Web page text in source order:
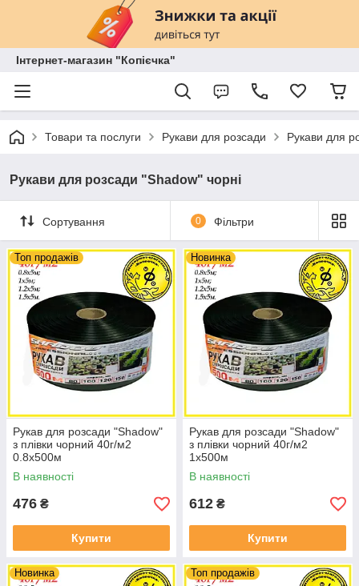
Інтернет-магазин "Копієчка"
Товари та послуги Рукави для розсади Рукави для
Рукави для розсади "Shadow" чорні
Сортування 0 Фільтри
Топ продажів
Рукав для розсади "Shadow"
з плівки чорний 40г/м2
0.8х500м
В наявності
476 ₴
Купити
Новинка
Рукав для розсади "Shadow"
з плівки чорний 40г/м2
1х500м
В наявності
612 ₴
Купити
Новинка Топ продажів